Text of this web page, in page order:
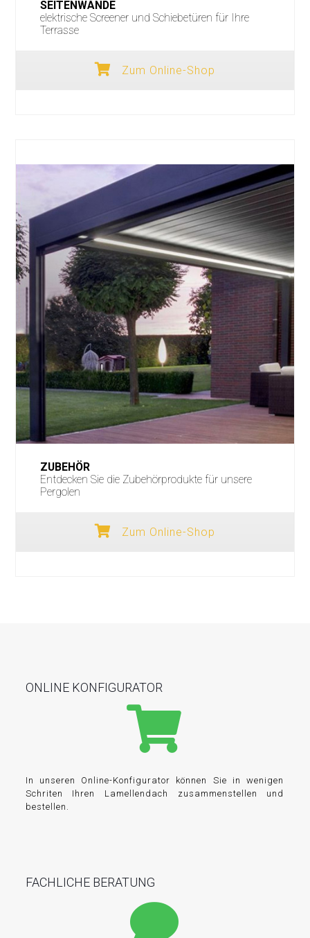
SEITENWÄNDE
elektrische Screener und Schiebetüren für Ihre
Terrasse
Zum Online-Shop
ZUBEHÖR
Entdecken Sie die Zubehörprodukte für unsere
Pergolen
Zum Online-Shop
ONLINE KONFIGURATOR
In unseren Online-Konfigurator können Sie in wenigen
Schriten Ihren Lamellendach zusammenstellen und
bestellen.
FACHLICHE BERATUNG